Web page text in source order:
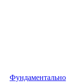
Фундаментально